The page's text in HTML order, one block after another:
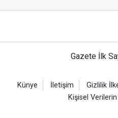
Gazete İlk
Künye İletişim Gizlilik
Kişisel